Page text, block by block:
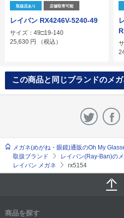
取扱店あり 店舗取寄可能
レイバン RX4246V-5240-49
サイズ：49□19-140
25,630 円 （税込）
この商品と同じブランドのメ
メガネ(めがね・眼鏡)通販のOh My
取扱ブランド
レイバン(Ray-Ban)の
レイバン メガネ
rx5154
商品を探す